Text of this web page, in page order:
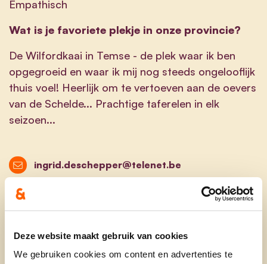
Deze website maakt gebruik van cookies
We gebruiken cookies om content en advertenties te
Empathisch
Wat is je favoriete plekje in onze provincie?
De Wilfordkaai in Temse - de plek waar ik ben
opgegroeid en waar ik mij nog steeds ongelooflijk
thuis voel! Heerlijk om te vertoeven aan de oevers
van de Schelde... Prachtige taferelen in elk
seizoen...
ingrid.deschepper@telenet.be
ingrid.deschepper.1
@ingriddeschepper